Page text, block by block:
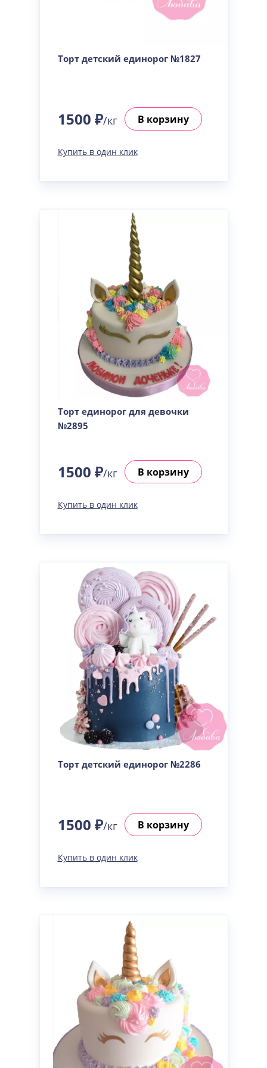
Торт детский единорог №1827
1500 ₽/кг В корзину
Купить в один клик
Торт единорог для девочки
№2895
1500 ₽/кг В корзину
Купить в один клик
Торт детский единорог №2286
1500 ₽/кг В корзину
Купить в один клик